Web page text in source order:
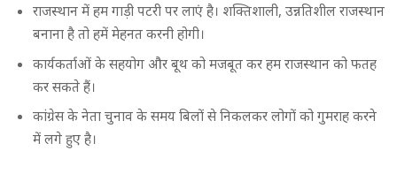
राजस्थान में हम गाड़ी पटरी पर लाएं है। शक्तिशाली, उन्नतिशील राजस्थान
बनाना है तो हमें मेहनत करनी होगी।
कार्यकर्ताओं के सहयोग और बूथ को मजबूत कर हम राजस्थान को फतह
कर सकते हैं।
कांग्रेस के नेता चुनाव के समय बिलों से निकलकर लोगों को गुमराह करने
में लगे हुए है।